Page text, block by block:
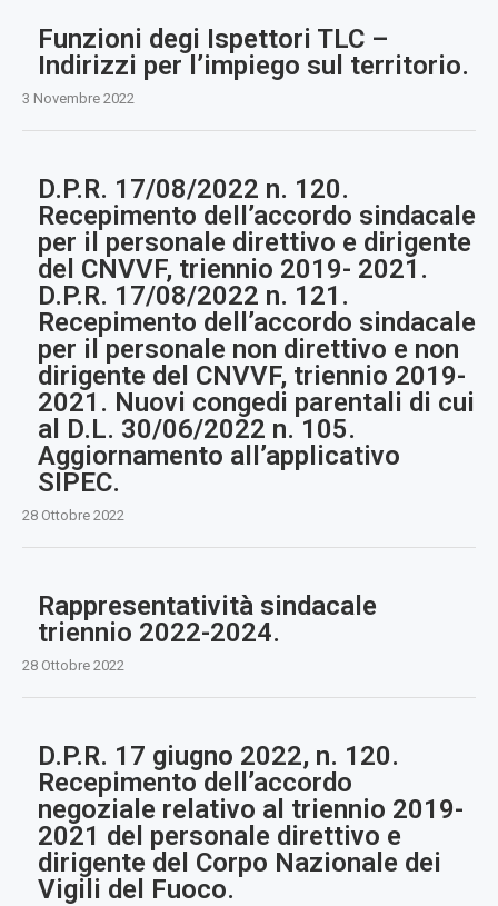
Funzioni degi Ispettori TLC –
Indirizzi per l’impiego sul territorio.
3 Novembre 2022
D.P.R. 17/08/2022 n. 120.
Recepimento dell’accordo sindacale
per il personale direttivo e dirigente
del CNVVF, triennio 2019- 2021.
D.P.R. 17/08/2022 n. 121.
Recepimento dell’accordo sindacale
per il personale non direttivo e non
dirigente del CNVVF, triennio 2019-
2021. Nuovi congedi parentali di cui
al D.L. 30/06/2022 n. 105.
Aggiornamento all’applicativo
SIPEC.
28 Ottobre 2022
Rappresentatività sindacale
triennio 2022-2024.
28 Ottobre 2022
D.P.R. 17 giugno 2022, n. 120.
Recepimento dell’accordo
negoziale relativo al triennio 2019-
2021 del personale direttivo e
dirigente del Corpo Nazionale dei
Vigili del Fuoco.